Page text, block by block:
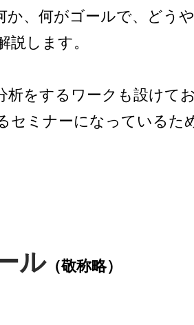
か、何がゴールで、どう
説します。
析をするワークも設けて
セミナーになっているた
ル（敬称略）